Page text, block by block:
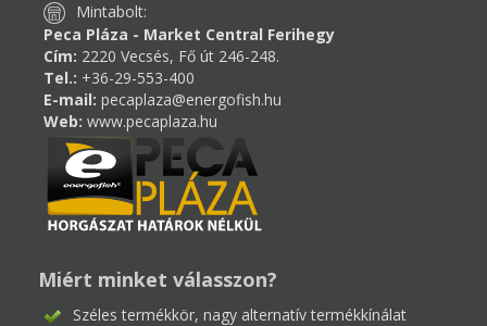
Mintabolt:
Peca Pláza - Market Central Ferihegy
Cím: 2220 Vecsés, Fő út 246-248.
Tel.: +36-29-553-400
E-mail: pecaplaza@energofish.hu
Web: www.pecaplaza.hu
Miért minket válasszon?
Széles termékkör, nagy alternatív termékkínálat